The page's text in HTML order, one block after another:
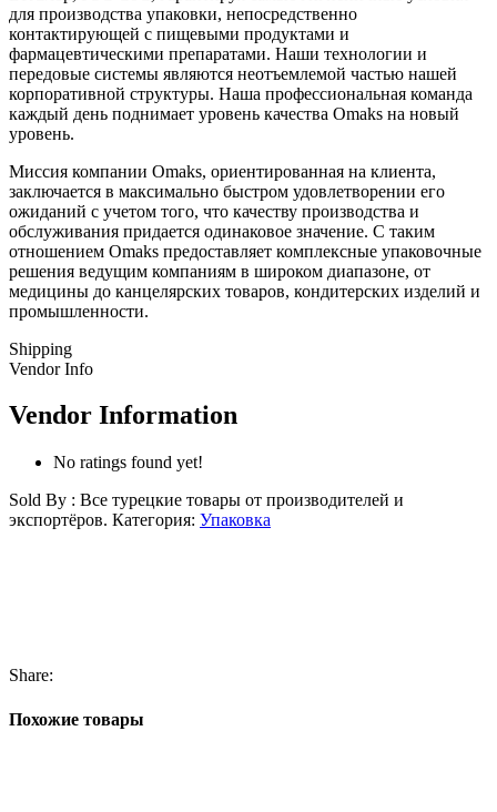
для производства упаковки, непосредственно
контактирующей с пищевыми продуктами и
фармацевтическими препаратами. Наши технологии и
передовые системы являются неотъемлемой частью нашей
корпоративной структуры. Наша профессиональная команда
каждый день поднимает уровень качества Omaks на новый
уровень.
Миссия компании Omaks, ориентированная на клиента,
заключается в максимально быстром удовлетворении его
ожиданий с учетом того, что качеству производства и
обслуживания придается одинаковое значение. С таким
отношением Omaks предоставляет комплексные упаковочные
решения ведущим компаниям в широком диапазоне, от
медицины до канцелярских товаров, кондитерских изделий и
промышленности.
Shipping
Vendor Info
Vendor Information
No ratings found yet!
Sold By : Все турецкие товары от производителей и
экспортёров. Категория: Упаковка
Share:
Похожие товары